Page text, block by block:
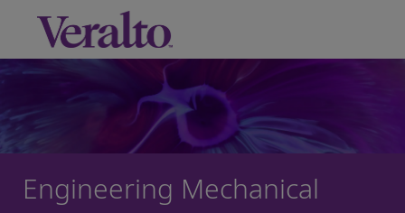
Skip to main content
-
Engineering Mechanical